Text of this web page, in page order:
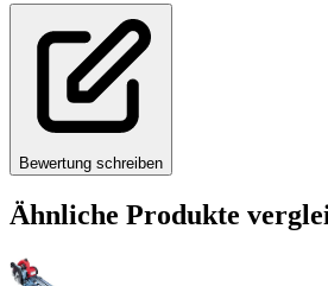
Bewertung schreiben
Ähnliche Produkte